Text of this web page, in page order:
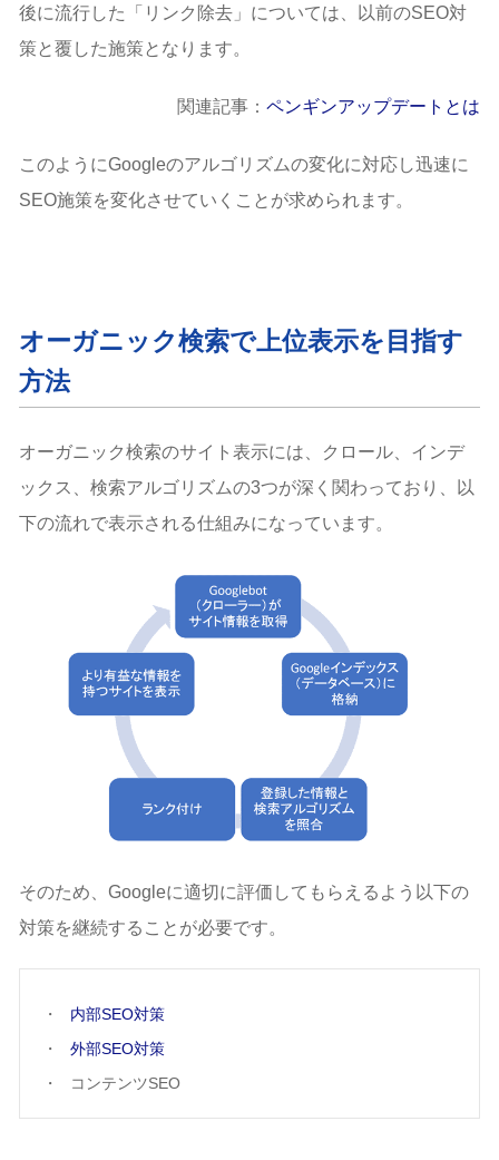
後に流行した「リンク除去」については、以前のSEO対
策と覆した施策となります。
関連記事： ペンギンアップデートとは
このようにGoogleのアルゴリズムの変化に対応し迅速に
SEO施策を変化させていくことが求められます。
オーガニック検索で上位表示を目指す
方法
オーガニック検索のサイト表示には、クロール、インデ
ックス、検索アルゴリズムの3つが深く関わっており、以
下の流れで表示される仕組みになっています。
そのため、Googleに適切に評価してもらえるよう以下の
対策を継続することが必要です。
内部SEO対策
外部SEO対策
コンテンツSEO